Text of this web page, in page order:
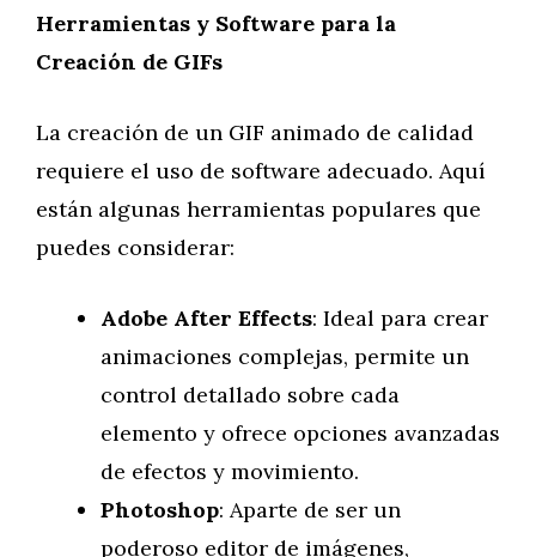
Herramientas y Software para la
Creación de GIFs
La creación de un GIF animado de calidad
requiere el uso de software adecuado. Aquí
están algunas herramientas populares que
puedes considerar:
Adobe After Effects: Ideal para crear
animaciones complejas, permite un
control detallado sobre cada
elemento y ofrece opciones avanzadas
de efectos y movimiento.
Photoshop: Aparte de ser un
poderoso editor de imágenes,